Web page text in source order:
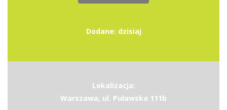
Dodane: dzisiaj
Lokalizacja:
Warszawa, ul. Puławska 111b